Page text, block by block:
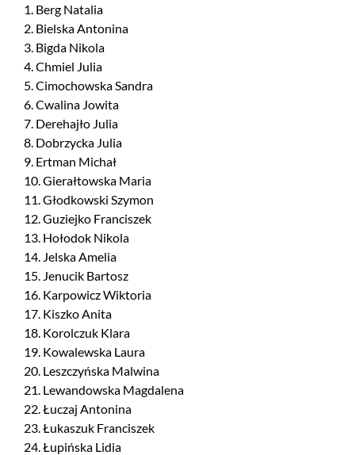
1. Berg Natalia
2. Bielska Antonina
3. Bigda Nikola
4. Chmiel Julia
5. Cimochowska Sandra
6. Cwalina Jowita
7. Derehajło Julia
8. Dobrzycka Julia
9. Ertman Michał
10. Gierałtowska Maria
11. Głodkowski Szymon
12. Guziejko Franciszek
13. Hołodok Nikola
14. Jelska Amelia
15. Jenucik Bartosz
16. Karpowicz Wiktoria
17. Kiszko Anita
18. Korolczuk Klara
19. Kowalewska Laura
20. Leszczyńska Malwina
21. Lewandowska Magdalena
22. Łuczaj Antonina
23. Łukaszuk Franciszek
24. Łupińska Lidia